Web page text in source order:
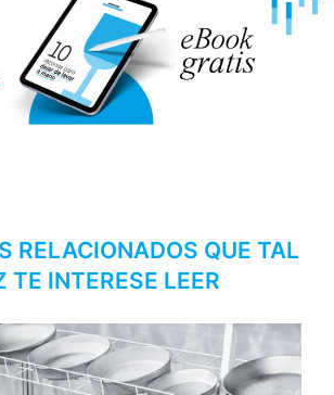
RELACIONADOS QUE TAL
TE INTERESE LEER